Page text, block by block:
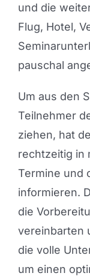
und die
Flug, Hotel,
pauschal
Um aus den
Teilnehmer
ziehen, hat
rechtzeitig in
Termine und
informieren.
die
vereinbarten
die volle
um einen